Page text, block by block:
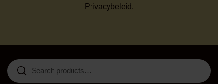
Privacybeleid.
Search
for: